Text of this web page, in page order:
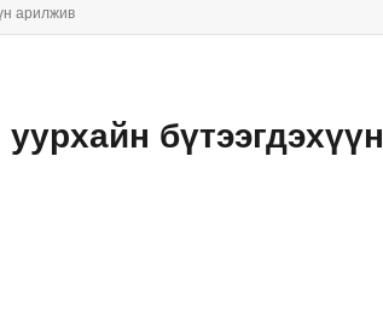
арилжив
бүтээгдэхүүн